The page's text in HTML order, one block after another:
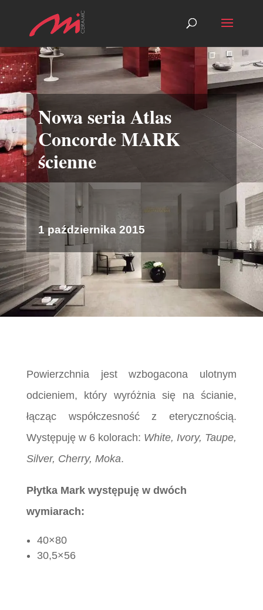
Nowa seria Atlas
Concorde MARK
ścienne
1 października 2015
Powierzchnia jest wzbogacona ulotnym
odcieniem, który wyróżnia się na ścianie,
łącząc współczesność z eterycznością.
Występuję w 6 kolorach: White, Ivory, Taupe,
Silver, Cherry, Moka.
Płytka Mark występuję w dwóch
wymiarach:
40×80
30,5×56